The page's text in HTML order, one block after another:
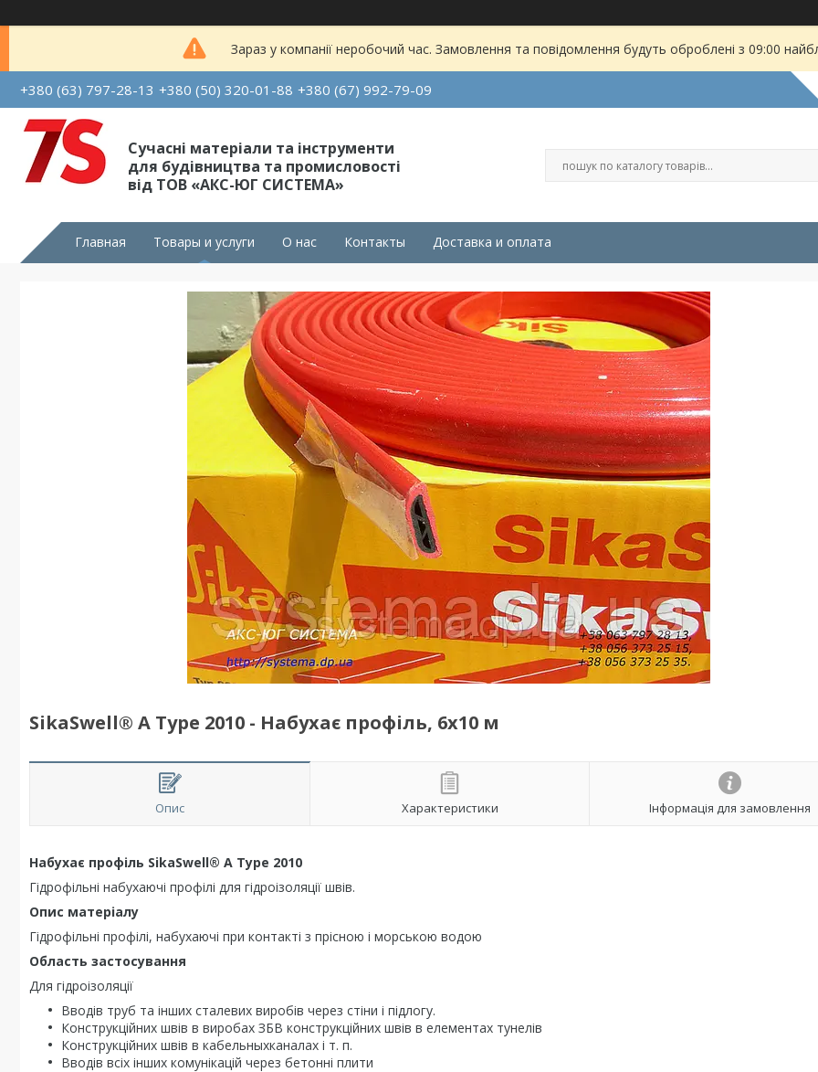
Зараз у компанії неробочий час. Замовлення та повідомлення будуть оброблені з 09:00
+380 (63) 797-28-13 +380 (50) 320-01-88 +380 (67) 992-79-09
Сучасні матеріали та інструменти
для будівництва та промисловості
від ТОВ «АКС-ЮГ СИСТЕМА»
Главная Товары и услуги О нас Контакты Доставка и оплата
SikaSwell® A Type 2010 - Набухає профіль, 6х10 м
Опис Характеристики Інформація для замовлення
Набухає профіль SikaSwell® A Type 2010
Гідрофільні набухаючі профілі для гідроізоляції швів.
Опис матеріалу
Гідрофільні профілі, набухаючі при контакті з прісною і морською водою
Область застосування
Для гідроізоляції
Вводів труб та інших сталевих виробів через стіни і підлогу.
Конструкційних швів в виробах ЗБВ конструкційних швів в елементах тунелів
Конструкційних швів в кабельныхканалах і т. п.
Вводів всіх інших комунікацій через бетонні плити